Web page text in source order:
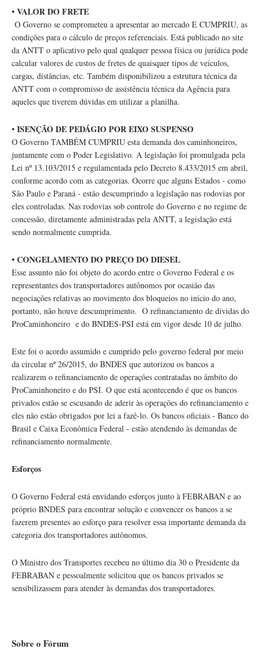
• VALOR DO FRETE
O Governo se comprometeu a apresentar ao mercado E CUMPRIU, as
condições para o cálculo de preços referenciais. Está publicado no site
da ANTT o aplicativo pelo qual qualquer pessoa física ou jurídica pode
calcular valores de custos de fretes de quaisquer tipos de veículos,
cargas, distâncias, etc. Também disponibilizou a estrutura técnica da
ANTT com o compromisso de assistência técnica da Agência para
aqueles que tiverem dúvidas em utilizar a planilha.
• ISENÇÃO DE PEDÁGIO POR EIXO SUSPENSO
O Governo TAMBÉM CUMPRIU esta demanda dos caminhoneiros,
juntamente com o Poder Legislativo. A legislação foi promulgada pela
Lei nº 13.103/2015 e regulamentada pelo Decreto 8.433/2015 em abril,
conforme acordo com as categorias. Ocorre que alguns Estados - como
São Paulo e Paraná - estão descumprindo a legislação nas rodovias por
eles controladas. Nas rodovias sob controle do Governo e no regime de
concessão, diretamente administradas pela ANTT, a legislação está
sendo normalmente cumprida.
• CONGELAMENTO DO PREÇO DO DIESEL
Esse assunto não foi objeto do acordo entre o Governo Federal e os
representantes dos transportadores autônomos por ocasião das
negociações relativas ao movimento dos bloqueios no início do ano,
portanto, não houve descumprimento. O refinanciamento de dívidas do
ProCaminhoneiro e do BNDES-PSI está em vigor desde 10 de julho.
Este foi o acordo assumido e cumprido pelo governo federal por meio
da circular nº 26/2015, do BNDES que autorizou os bancos a
realizarem o refinanciamento de operações contratadas no âmbito do
ProCaminhoneiro e do PSI. O que está acontecendo é que os bancos
privados estão se escusando de aderir às operações do refinanciamento e
eles não estão obrigados por lei a fazê-lo. Os bancos oficiais - Banco do
Brasil e Caixa Econômica Federal - estão atendendo às demandas de
refinanciamento normalmente.
Esforços
O Governo Federal está envidando esforços junto à FEBRABAN e ao
próprio BNDES para encontrar solução e convencer os bancos a se
fazerem presentes ao esforço para resolver essa importante demanda da
categoria dos transportadores autônomos.
O Ministro dos Transportes recebeu no último dia 30 o Presidente da
FEBRABAN e pessoalmente solicitou que os bancos privados se
sensibilizassem para atender às demandas dos transportadores.
Sobre o Fórum